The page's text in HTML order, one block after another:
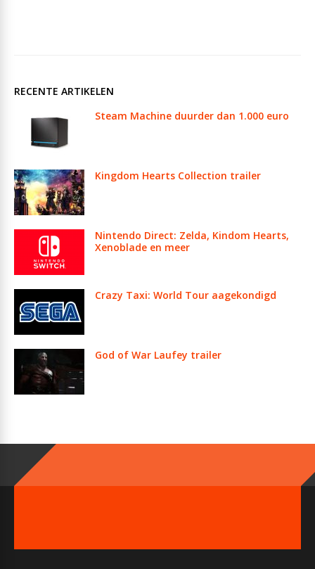
RECENTE ARTIKELEN
Steam Machine duurder dan 1.000 euro
Kingdom Hearts Collection trailer
Nintendo Direct: Zelda, Kindom Hearts,
Xenoblade en meer
Crazy Taxi: World Tour aagekondigd
God of War Laufey trailer